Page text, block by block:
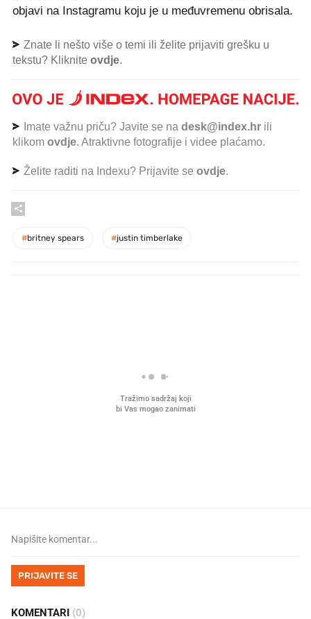
objavi na Instagramu koju je u međuvremenu obrisala.
Znate li nešto više o temi ili želite prijaviti grešku u
tekstu? Kliknite ovdje.
Imate važnu priču? Javite se na desk@index.hr ili
klikom ovdje. Atraktivne fotografije i videe plaćamo.
Želite raditi na Indexu? Prijavite se ovdje.
#britney spears #justin timberlake
PRIJAVITE SE
KOMENTARI (0)